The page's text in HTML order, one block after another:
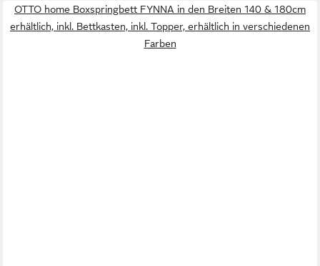
OTTO home Boxspringbett FYNNA in den Breiten 140 & 180cm
erhältlich, inkl. Bettkasten, inkl. Topper, erhältlich in verschiedenen
Farben